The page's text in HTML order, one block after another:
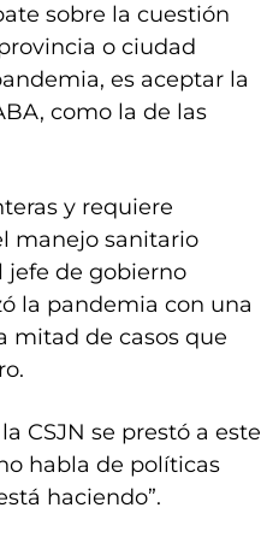
sobre la cuestión
o ciudad
es aceptar la
como la de las
y requiere
manejo sanitario
jefe de gobierno
la pandemia con una
mitad de casos que
CSJN se prestó a este
habla de políticas
haciendo”.